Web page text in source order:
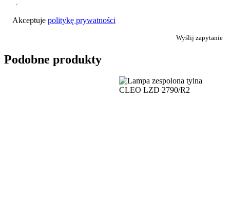
Akceptuje politykę prywatności
Wyślij zapytanie
Podobne produkty